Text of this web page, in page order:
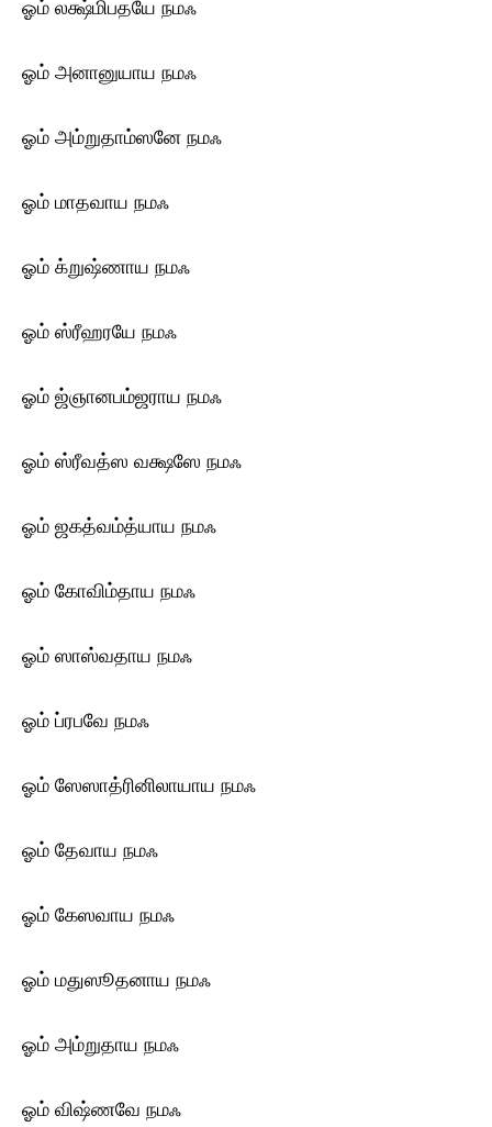
ஓம் லக்ஷ்மிபதயே ந‌மஃ
ஓம் அனானுயாய ந‌மஃ
ஓம் அம்றுதாம்ஸனே ந‌மஃ
ஓம் மாதவாய ந‌மஃ
ஓம் க்றுஷ்ணாய ந‌மஃ
ஓம் ஸ்ரீஹரயே ந‌மஃ
ஓம் ஜ்ஞானபம்ஜராய ந‌மஃ
ஓம் ஸ்ரீவத்ஸ வக்ஷஸே ந‌மஃ
ஓம் ஜகத்வம்த்யாய ந‌மஃ
ஓம் கோவிம்தாய ந‌மஃ
ஓம் ஸாஸ்வதாய ந‌மஃ
ஓம் ப்ரபவே ந‌மஃ
ஓம் ஸேஸாத்ரினிலாயாய ந‌மஃ
ஓம் தேவாய ந‌மஃ
ஓம் கேஸவாய ந‌மஃ
ஓம் மதுஸூதனாய ந‌மஃ
ஓம் அம்றுதாய ந‌மஃ
ஓம் விஷ்ணவே ந‌மஃ